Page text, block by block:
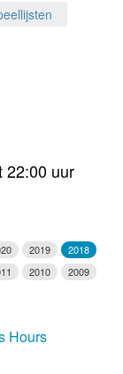
22:00 uur
2019
2018
2010
2009
Hours